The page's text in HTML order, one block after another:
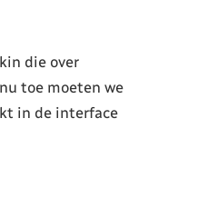
die over
toe moeten we
in de interface